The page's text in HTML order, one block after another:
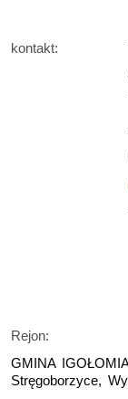
kontakt:
asp.
Rejon:
GMINA
Stręgoborzyce,